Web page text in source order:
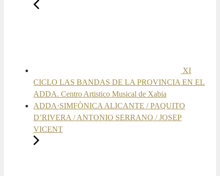
XI
CICLO LAS BANDAS DE LA PROVINCIA EN EL
ADDA. Centro Artistico Musical de Xabia
ADDA·SIMFÒNICA ALICANTE / PAQUITO
D’RIVERA / ANTONIO SERRANO / JOSEP
VICENT